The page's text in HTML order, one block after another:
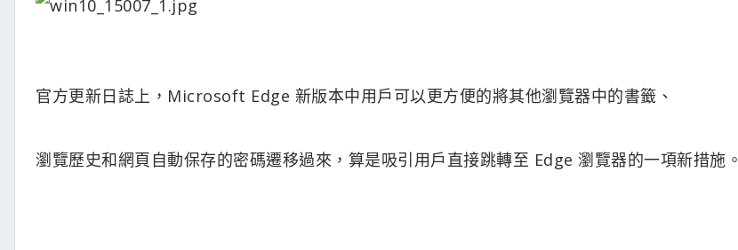
官方更新日誌上，Microsoft Edge 新版本中用戶可以更方便的將其他瀏覽器中的書籤、
瀏覽歷史和網頁自動保存的密碼遷移過來，算是吸引用戶直接跳轉至 Edge 瀏覽器的一項新措施。